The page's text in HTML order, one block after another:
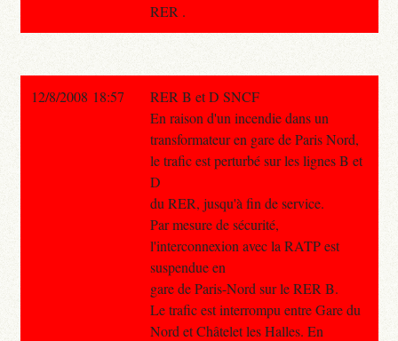
RER .
12/8/2008 18:57
RER B et D SNCF
En raison d'un incendie dans un
transformateur en gare de Paris Nord,
le trafic est perturbé sur les lignes B et
D
du RER, jusqu'à fin de service.
Par mesure de sécurité,
l'interconnexion avec la RATP est
suspendue en
gare de Paris-Nord sur le RER B.
Le trafic est interrompu entre Gare du
Nord et Châtelet les Halles. En